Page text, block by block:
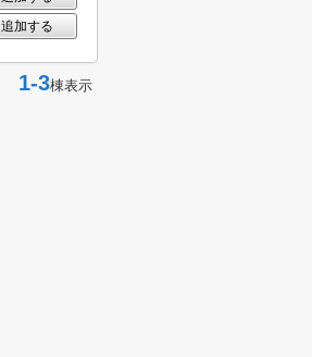
追加する
1-3棟表示